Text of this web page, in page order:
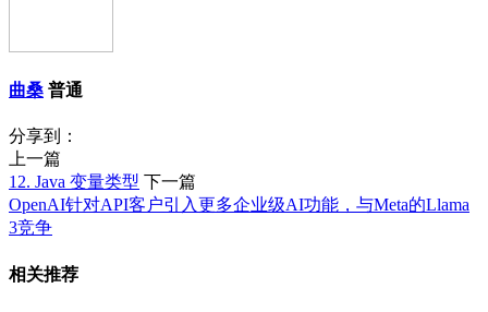
曲桑 普通
分享到：
上一篇
12. Java 变量类型 下一篇
​OpenAI针对API客户引入更多企业级AI功能，与Meta的Llama
3竞争
相关推荐